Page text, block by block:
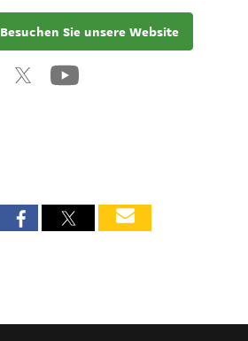
Besuchen Sie unsere Website